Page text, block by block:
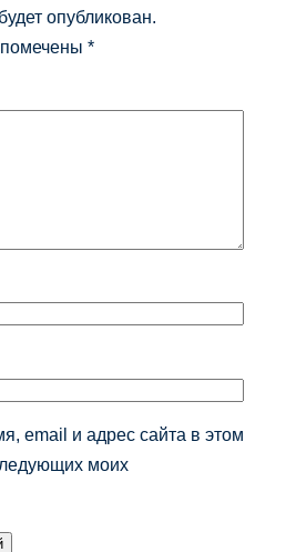
опубликован.
*
email и адрес сайта в этом
моих